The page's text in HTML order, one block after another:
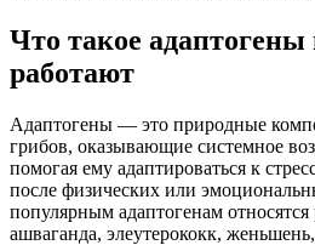
Что такое
работают
Адаптогены — это природные
грибов, оказывающие системное
помогая ему адаптироваться к
после физических или
популярным адаптогенам относятся
ашваганда, элеутерококк,